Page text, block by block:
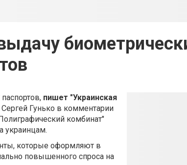
паспортов, пишет "Украинская
Гунько в комментарии
комбинат"
украинцам.
которые оформляют в
повышенного спроса на